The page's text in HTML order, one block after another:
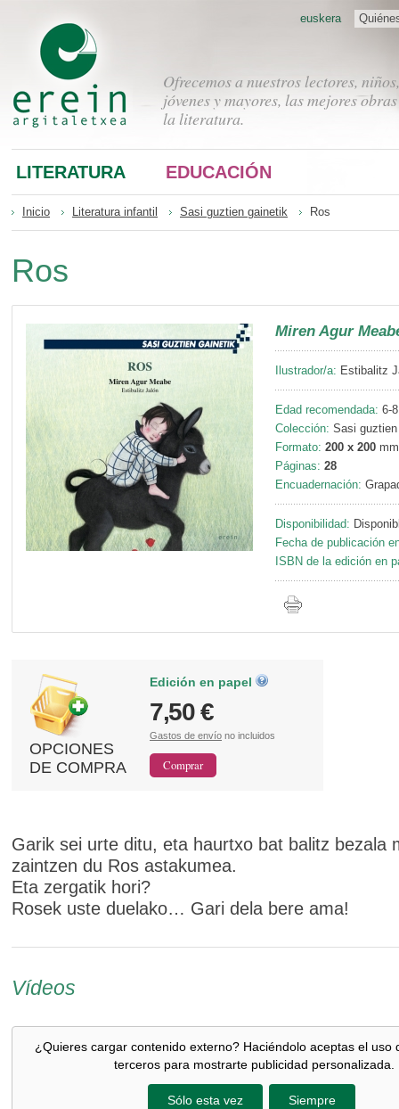
Ofrecemos a nuestros lectores, niños,
jóvenes y mayores, las mejores
la literatura.
euskera
LITERATURA EDUCACIÓN
Inicio Literatura infantil Sasi guztien gainetik Ros
Ros
Miren Agur
Ilustrador/a: Estibalitz
Edad recomendada: 6-
Colección: Sasi
Formato: 200 x 200 mm
Páginas: 28
Encuadernación:
Disponibilidad:
Fecha de publicación
ISBN de la edición en
OPCIONES
DE COMPRA
Edición en papel
7,50 €
Gastos de envío no incluidos
Garik sei urte ditu, eta haurtxo bat balitz bezala
zaintzen du Ros astakumea.
Eta zergatik hori?
Rosek uste duelako… Gari dela bere ama!
Vídeos
¿Quieres cargar contenido externo? Haciéndolo aceptas el uso
terceros para mostrarte publicidad personalizada.
Sólo esta vez Siempre